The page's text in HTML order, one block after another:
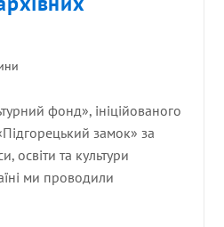
фонд», ініційованого
замок» за
освіти та культури
ми проводили